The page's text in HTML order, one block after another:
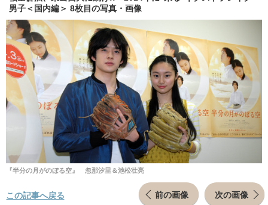
男子＜国内編＞ 8枚目の写真・画像
『半分の月がのぼる空』 忽那汐里＆池松壮亮
前の画像 次の画像
この記事へ戻る